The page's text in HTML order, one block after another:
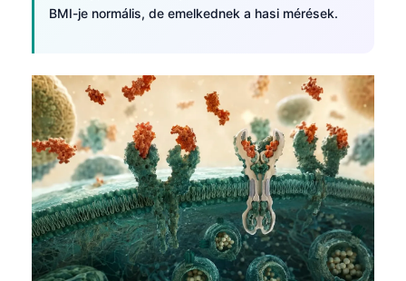
BMI-je normális, de emelkednek a hasi mérések.
Հայերեն
Íslenska
Српски језик
Svenska
Bosanski
Azərbaycan dili
Čeština